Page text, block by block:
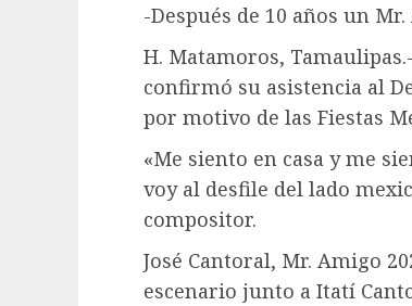
-Después de 10 años un
H. Matamoros,
confirmó su asistencia al
por motivo de las Fiestas
«Me siento en casa y me
voy al desfile del lado
compositor.
José Cantoral, Mr. Amigo
escenario junto a Itatí